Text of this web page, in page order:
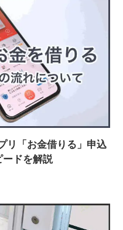
リ「お金借りる」申込
ードを解説